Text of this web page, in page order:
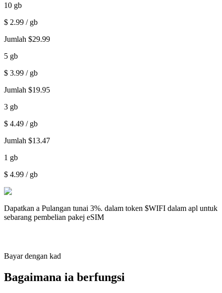
10 gb
$ 2.99 / gb
Jumlah $29.99
5 gb
$ 3.99 / gb
Jumlah $19.95
3 gb
$ 4.49 / gb
Jumlah $13.47
1 gb
$ 4.99 / gb
Dapatkan a Pulangan tunai 3%. dalam token $WIFI dalam apl untuk
sebarang pembelian pakej eSIM
Bayar dengan kad
Bagaimana ia berfungsi